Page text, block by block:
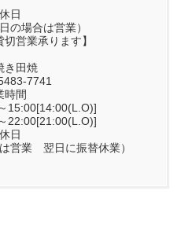
日
の場合は営業）
切営業承ります】
き田焼
7741
時間
15:00[14:00(L.O)]
22:00[21:00(L.O)]
日
営業 翌日に振替休業）